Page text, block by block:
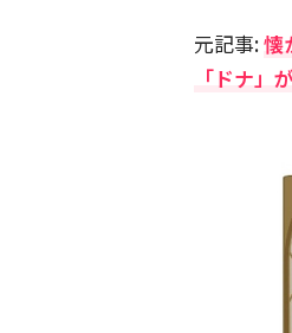
元記事:懐
「ドナ」